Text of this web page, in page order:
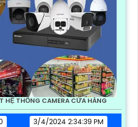
HỆ THỐNG CAMERA CỬA HÀNG
3/4/2024 2:34:39 PM